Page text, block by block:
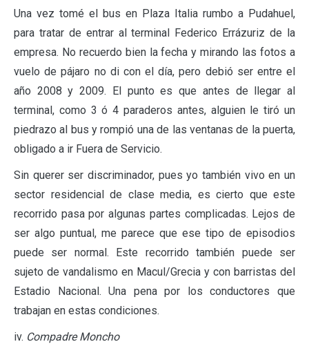
Una vez tomé el bus en Plaza Italia rumbo a Pudahuel,
para tratar de entrar al terminal Federico Errázuriz de la
empresa. No recuerdo bien la fecha y mirando las fotos a
vuelo de pájaro no di con el día, pero debió ser entre el
año 2008 y 2009. El punto es que antes de llegar al
terminal, como 3 ó 4 paraderos antes, alguien le tiró un
piedrazo al bus y rompió una de las ventanas de la puerta,
obligado a ir Fuera de Servicio.
Sin querer ser discriminador, pues yo también vivo en un
sector residencial de clase media, es cierto que este
recorrido pasa por algunas partes complicadas. Lejos de
ser algo puntual, me parece que ese tipo de episodios
puede ser normal. Este recorrido también puede ser
sujeto de vandalismo en Macul/Grecia y con barristas del
Estadio Nacional. Una pena por los conductores que
trabajan en estas condiciones.
iv. Compadre Moncho